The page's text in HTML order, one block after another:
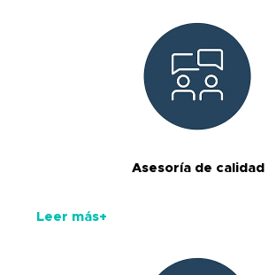
Asesoría de calidad
Leer más+